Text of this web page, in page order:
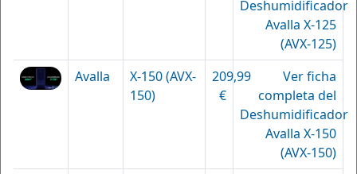
Deshumidificador
Avalla X-125
(AVX-125)
Avalla
X-150 (AVX-
150)
209,99
€
Ver ficha
completa del
Deshumidificador
Avalla X-150
(AVX-150)